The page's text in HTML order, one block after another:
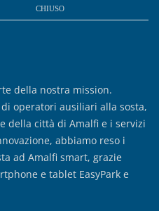
CHIUSO
della nostra mission.
operatori ausiliari alla sosta,
della città di Amalfi e i servizi
abbiamo reso i
ad Amalfi smart, grazie
e tablet EasyPark e